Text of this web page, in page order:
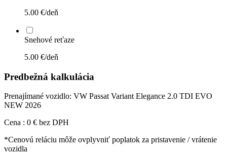
5.00 €/deň
Snehové reťaze
5.00 €/deň
Predbežná kalkulácia
Prenajímané vozidlo: VW Passat Variant Elegance 2.0 TDI EVO
NEW 2026
Cena : 0 € bez DPH
*Cenovú reláciu môže ovplyvniť poplatok za pristavenie / vrátenie
vozidla